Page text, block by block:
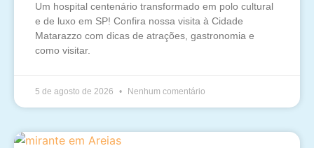
Um hospital centenário transformado em polo cultural
e de luxo em SP! Confira nossa visita à Cidade
Matarazzo com dicas de atrações, gastronomia e
como visitar.
5 de agosto de 2026 Nenhum comentário